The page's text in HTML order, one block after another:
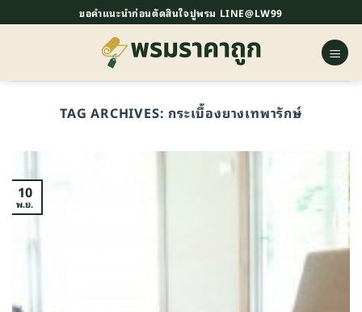
ไป
ขอคำแนะนำก่อนตัดสินใจปูพรม LINE@LW99
TAG ARCHIVES:กระเบื้องยางเทพารักษ์
10
พ.ย.